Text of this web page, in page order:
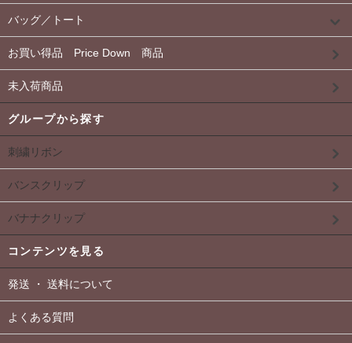
バッグ／トート
お買い得品 Price Down 商品
未入荷商品
グループから探す
刺繍リボン
バンスクリップ
バナナクリップ
コンテンツを見る
発送 ・ 送料について
よくある質問